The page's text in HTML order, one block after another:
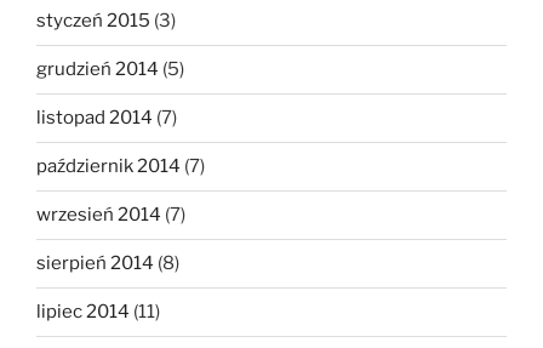
styczeń 2015 (3)
grudzień 2014 (5)
listopad 2014 (7)
październik 2014 (7)
wrzesień 2014 (7)
sierpień 2014 (8)
lipiec 2014 (11)